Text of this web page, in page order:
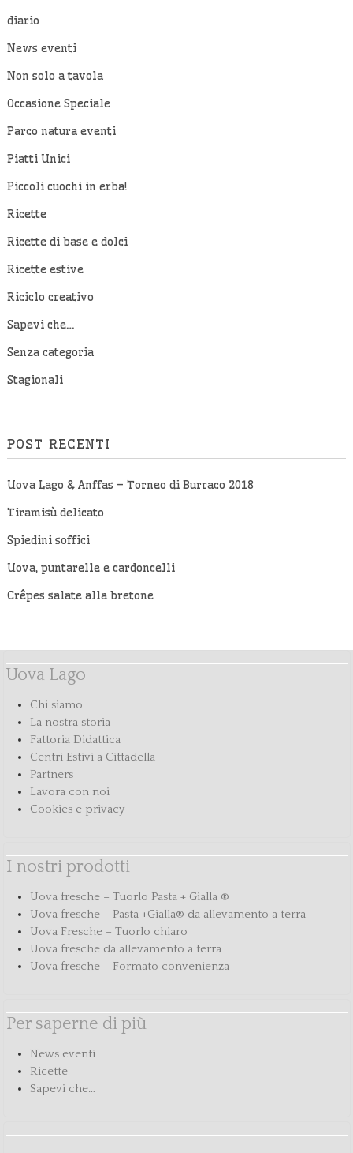
diario
News eventi
Non solo a tavola
Occasione Speciale
Parco natura eventi
Piatti Unici
Piccoli cuochi in erba!
Ricette
Ricette di base e dolci
Ricette estive
Riciclo creativo
Sapevi che…
Senza categoria
Stagionali
POST RECENTI
Uova Lago & Anffas – Torneo di Burraco 2018
Tiramisù delicato
Spiedini soffici
Uova, puntarelle e cardoncelli
Crêpes salate alla bretone
Uova Lago
Chi siamo
La nostra storia
Fattoria Didattica
Centri Estivi a Cittadella
Partners
Lavora con noi
Cookies e privacy
I nostri prodotti
Uova fresche – Tuorlo Pasta + Gialla ®
Uova fresche – Pasta +Gialla® da allevamento a terra
Uova Fresche – Tuorlo chiaro
Uova fresche da allevamento a terra
Uova fresche – Formato convenienza
Per saperne di più
News eventi
Ricette
Sapevi che…